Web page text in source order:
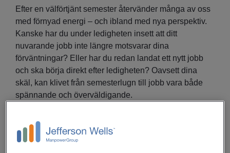
Efter en välförtjänt semester återvänder många av oss
med förnyad energi – och ibland med nya perspektiv.
Kanske har du under ledigheten insett att ditt
nuvarande jobb inte längre motsvarar dina
förväntningar? Eller har du redan landat ett nytt jobb
och ska börja direkt efter ledigheten? Oavsett dina
skäl, kan klivet från semesterlugn till jobb vara både
spännande och överväldigande.
Här får du konkreta tips och råd för att lyckas med
jobbytet och göra övergången så smidig som möjligt!